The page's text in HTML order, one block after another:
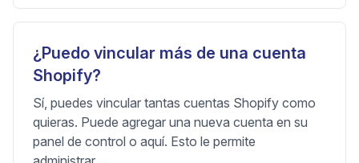
¿Puedo vincular más de una cuenta
Shopify?
Sí, puedes vincular tantas cuentas Shopify como
quieras. Puede agregar una nueva cuenta en su
panel de control o aquí. Esto le permite